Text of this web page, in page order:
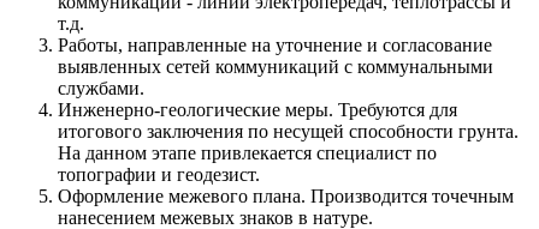
т.д.
Работы, направленные на уточнение и согласование
выявленных сетей коммуникаций с коммунальными
службами.
Инженерно-геологические меры. Требуются для
итогового заключения по несущей способности грунта.
На данном этапе привлекается специалист по
топографии и геодезист.
Оформление межевого плана. Производится точечным
нанесением межевых знаков в натуре.